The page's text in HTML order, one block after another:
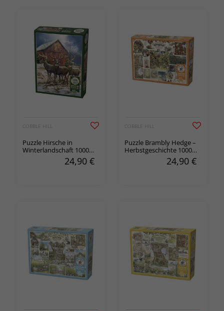
COBBLE HILL
Puzzle Hirsche in
Winterlandschaft 1000
24,90 €
COBBLE HILL
Puzzle Brambly Hedge –
Herbstgeschichte 1000
24,90 €